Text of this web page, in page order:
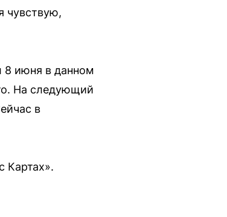
чувствую,
июня в данном
На следующий
в
Картах».